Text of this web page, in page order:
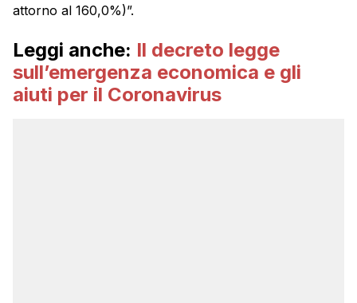
attorno al 160,0%)”.
Leggi anche: Il decreto legge
sull’emergenza economica e gli
aiuti per il Coronavirus